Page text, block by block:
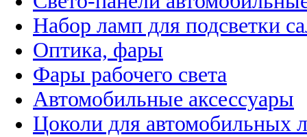
Набор ламп для подсветки
Оптика, фары
Фары рабочего света
Автомобильные аксессуары
Цоколи для автомобильных